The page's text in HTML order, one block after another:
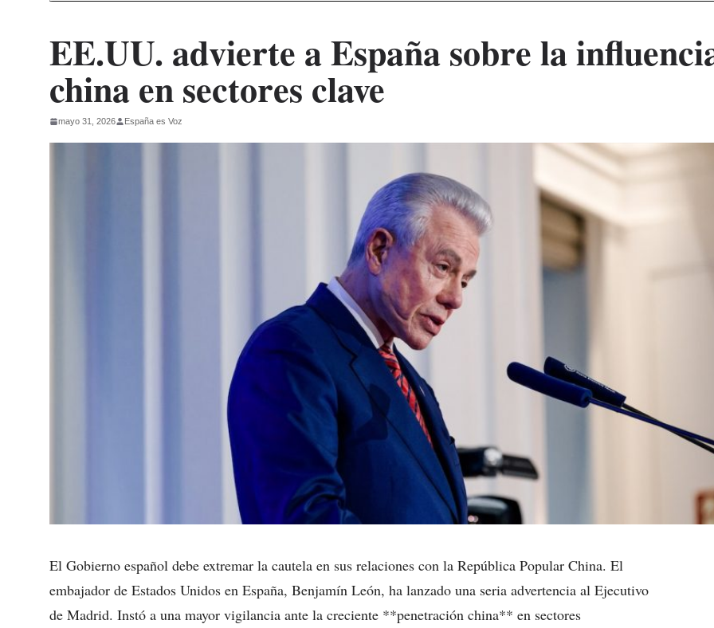
EE.UU. advierte a España sobre la
china en sectores clave
mayo 31, 2026 España es Voz
El Gobierno español debe extremar la cautela en sus relaciones con la República Popular China. El
embajador de Estados Unidos en España, Benjamín León, ha lanzado una seria advertencia al Ejecutivo
de Madrid. Instó a una mayor vigilancia ante la creciente **penetración china** en sectores